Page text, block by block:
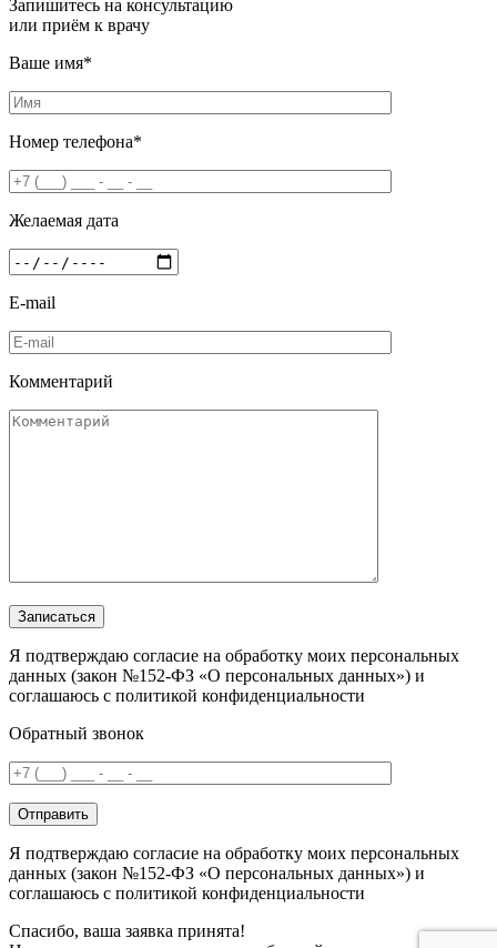
Запишитесь на консультацию
или приём к врачу
Ваше имя*
Номер телефона*
Желаемая дата
E-mail
Комментарий
Записаться
Я подтверждаю согласие на обработку моих персональных
данных (закон №152-ФЗ «О персональных данных») и
соглашаюсь с политикой конфиденциальности
Обратный звонок
Отправить
Я подтверждаю согласие на обработку моих персональных
данных (закон №152-ФЗ «О персональных данных») и
соглашаюсь с политикой конфиденциальности
Спасибо, ваша заявка принята!